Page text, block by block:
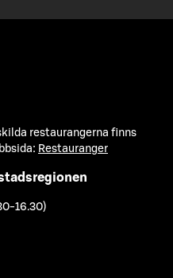
restaurangerna finns
Restauranger
16.30)